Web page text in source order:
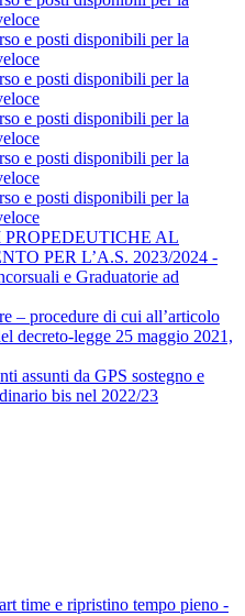
e posti disponibili per la
e posti disponibili per la
e posti disponibili per la
e posti disponibili per la
e posti disponibili per la
AL
PER L’A.S. 2023/2024 -
e Graduatorie ad
– procedure di cui all’articolo
decreto-legge 25 maggio 2021,
assunti da GPS sostegno e
bis nel 2022/23
time e ripristino tempo pieno -